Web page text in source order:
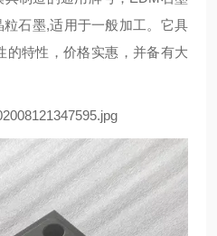
石墨,适用于一般加工。它具
的特性，价格实惠，并备有大